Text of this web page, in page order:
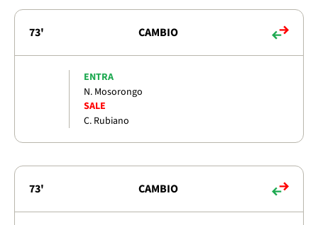
73' CAMBIO
ENTRA
N. Mosorongo
SALE
C. Rubiano
73' CAMBIO